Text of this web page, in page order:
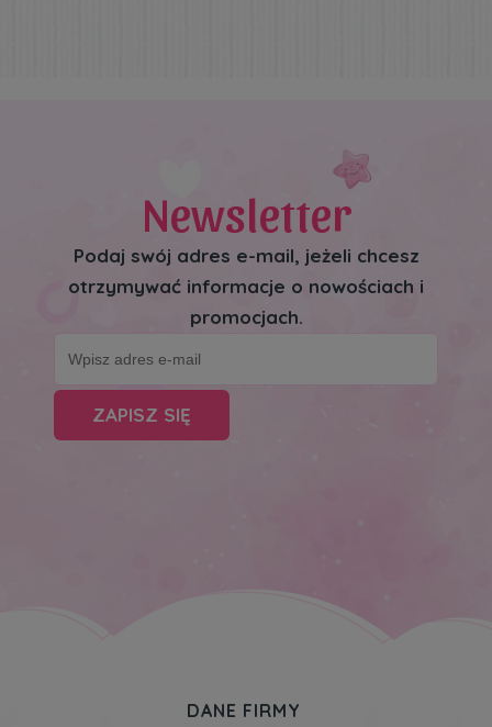
Newsletter
Podaj swój adres e-mail, jeżeli chcesz
otrzymywać informacje o nowościach i
promocjach.
ZAPISZ SIĘ
DANE FIRMY